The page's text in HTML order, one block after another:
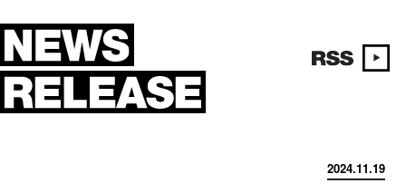
2024.11.19